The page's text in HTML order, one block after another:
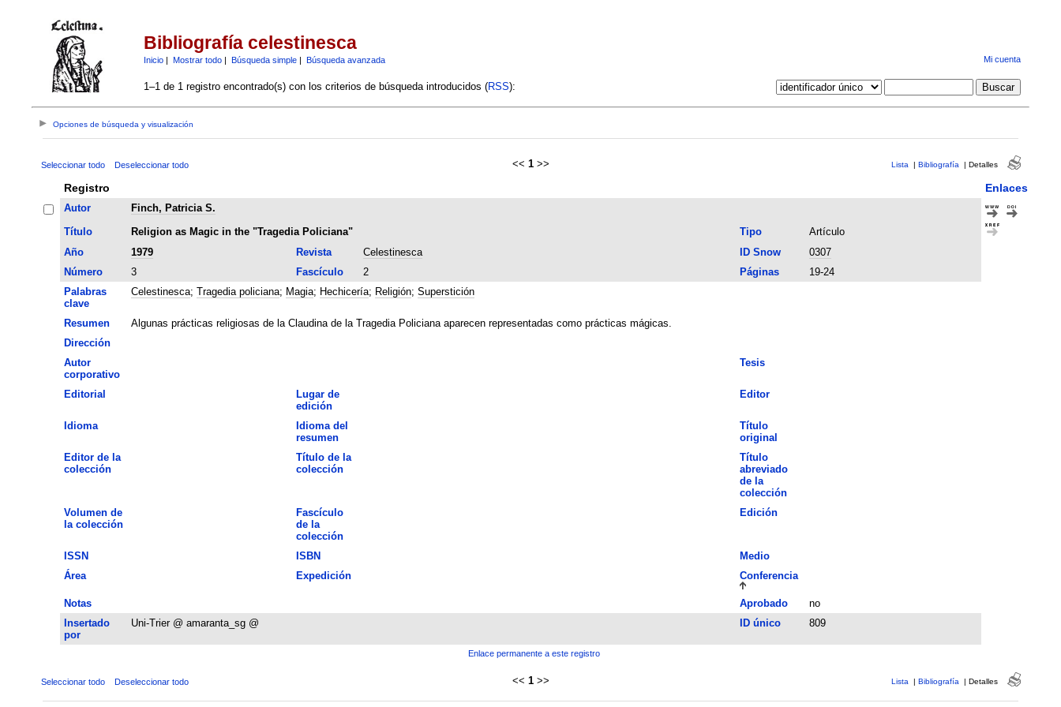
Bibliografía celestinesca
Inicio| Mostrar todo| Búsqueda simple| Búsqueda avanzada Mi cuenta
1–1 de 1 registro encontrado(s) con los criterios de búsqueda introducidos (RSS):
Opciones de búsqueda y visualización
Seleccionar todo Deseleccionar todo << 1 >> Lista | Bibliografía | Detalles
Registro Enlaces
Autor
Finch, Patricia S.
Título
Religion as Magic in the "Tragedia Policiana" Tipo
Artículo
Año
1979 Revista Celestinesca ID Snow
0307
Número
3 Fascículo 2 Páginas
19-24
Palabras
clave
Celestinesca; Tragedia policiana; Magia; Hechicería; Religión; Superstición
Resumen
Algunas prácticas religiosas de la Claudina de la Tragedia Policiana aparecen representadas como prácticas mágicas.
Dirección
Autor
corporativo
Tesis
Editorial
Lugar de
edición
Editor
Idioma
Idioma del
resumen
Título
original
Editor de la
colección
Título de la
colección
Título
abreviado
de la
colección
Volumen de
la colección
Fascículo
de la
colección
Edición
ISSN ISBN
Medio
Área
Expedición Conferencia
Notas Aprobado
no
Insertado
por
Uni-Trier @ amaranta_sg @ ID único 809
Enlace permanente a este registro
Seleccionar todo Deseleccionar todo << 1 >> Lista | Bibliografía | Detalles